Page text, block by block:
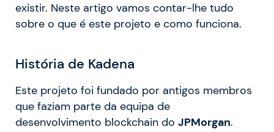
existir. Neste artigo vamos contar-lhe tudo
sobre o que é este projeto e como funciona.
História de Kadena
Este projeto foi fundado por antigos membros
que faziam parte da equipa de
desenvolvimento blockchain do JPMorgan.